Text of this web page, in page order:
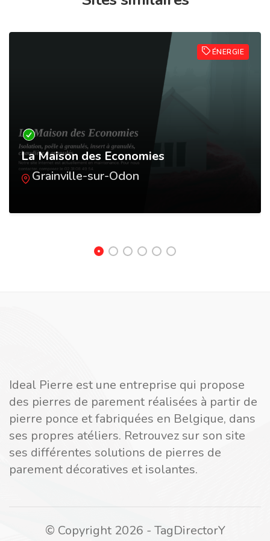
ÉNERGIE
La Maison des Economies
Grainville-sur-Odon
Ideal Pierre est une entreprise qui propose
des pierres de parement réalisées à partir de
pierre ponce et fabriquées en Belgique, dans
ses propres atéliers. Retrouvez sur son site
ses différentes solutions de pierres de
parement décoratives et isolantes.
© Copyright 2026 - TagDirectorY